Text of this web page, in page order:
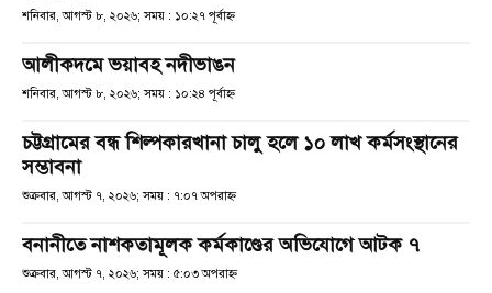
শনিবার, আগস্ট ৮, ২০২৬; সময় : ১০:২৭ পূর্বাহ্ণ
আলীকদমে ভয়াবহ নদীভাঙন
শনিবার, আগস্ট ৮, ২০২৬; সময় : ১০:২৪ পূর্বাহ্ণ
চট্টগ্রামের বন্ধ শিল্পকারখানা চালু হলে ১০ লাখ কর্মসংস্থানের
সম্ভাবনা
শুক্রবার, আগস্ট ৭, ২০২৬; সময় : ৭:০৭ অপরাহ্ণ
বনানীতে নাশকতামূলক কর্মকাণ্ডের অভিযোগে আটক ৭
শুক্রবার, আগস্ট ৭, ২০২৬; সময় : ৫:০৩ অপরাহ্ণ